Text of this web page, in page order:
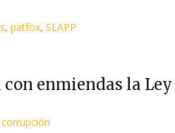
, patfox, SLAPP
con enmiendas la